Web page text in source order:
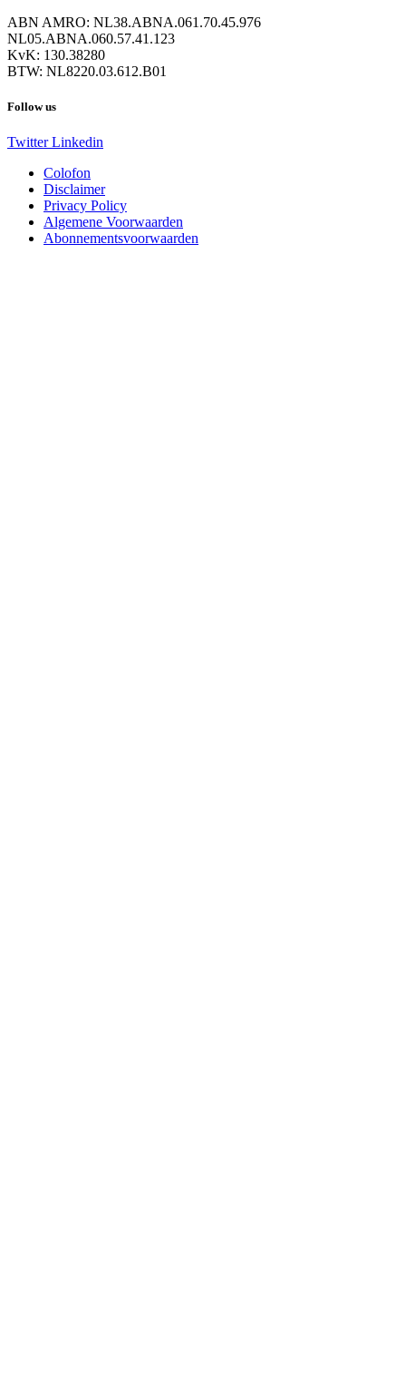
ABN AMRO: NL38.ABNA.061.70.45.976
NL05.ABNA.060.57.41.123
KvK: 130.38280
BTW: NL8220.03.612.B01
Follow us
Twitter Linkedin
Colofon
Disclaimer
Privacy Policy
Algemene Voorwaarden
Abonnementsvoorwaarden